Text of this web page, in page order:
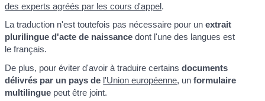
des experts agréés par les cours d'appel.
La traduction n'est toutefois pas nécessaire pour unextrait
plurilingue d'acte de naissance dont l'une des langues est
le français.
De plus, pour éviter d'avoir à traduire certainsdocuments
délivrés par un pays de l'Union européenne, unformulaire
multilingue peut être joint.